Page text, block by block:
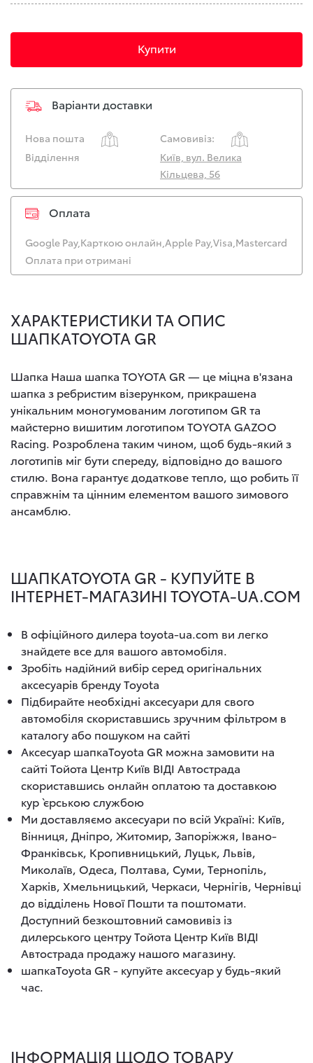
Купити
Варіанти доставки
Нова пошта
Самовивіз:
Відділення
Київ, вул. Велика
Кільцева, 56
Оплата
Google Pay,Карткою онлайн,Apple Pay,Visa,Mastercard
Оплата при отримані
ХАРАКТЕРИСТИКИ ТА ОПИС
ШАПКАTOYOTA GR
Шапка Наша шапка TOYOTA GR — це міцна в'язана
шапка з ребристим візерунком, прикрашена
унікальним моногумованим логотипом GR та
майстерно вишитим логотипом TOYOTA GAZOO
Racing. Розроблена таким чином, щоб будь-який з
логотипів міг бути спереду, відповідно до вашого
стилю. Вона гарантує додаткове тепло, що робить її
справжнім та цінним елементом вашого зимового
ансамблю.
ШАПКАTOYOTA GR - КУПУЙТЕ В
ІНТЕРНЕТ-МАГАЗИНІ TOYOTA-UA.COM
В офіційного дилера toyota-ua.com ви легко
знайдете все для вашого автомобіля.
Зробіть надійний вибір серед оригінальних
аксесуарів бренду Toyota
Підбирайте необхідні аксесуари для свого
автомобіля скориставшись зручним фільтром в
каталогу або пошуком на сайті
Аксесуар шапкаToyota GR можна замовити на
сайті Тойота Центр Київ ВІДІ Автострада
скориставшись онлайн оплатою та доставкою
кур`єрською службою
Ми доставляємо аксесуари по всій Україні: Київ,
Вінниця, Дніпро, Житомир, Запоріжжя, Івано-
Франківськ, Кропивницький, Луцьк, Львів,
Миколаїв, Одеса, Полтава, Суми, Тернопіль,
Харків, Хмельницький, Черкаси, Чернігів, Чернівці
до відділень Нової Пошти та поштомати.
Доступний безкоштовний самовивіз із
дилерського центру Тойота Центр Київ ВІДІ
Автострада продажу нашого магазину.
шапкаToyota GR - купуйте аксесуар у будь-який
час.
ІНФОРМАЦІЯ ЩОДО ТОВАРУ